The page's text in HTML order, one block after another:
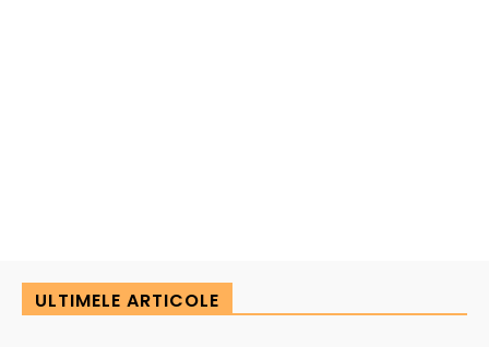
ULTIMELE ARTICOLE